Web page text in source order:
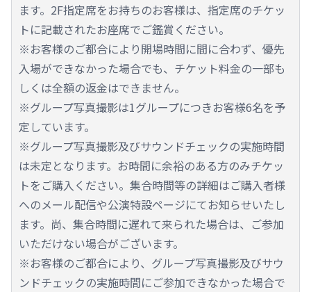
ます。2F指定席をお持ちのお客様は、指定席のチケッ
トに記載されたお座席でご鑑賞ください。
※お客様のご都合により開場時間に間に合わず、優先
入場ができなかった場合でも、チケット料金の一部も
しくは全額の返金はできません。
※グループ写真撮影は1グループにつきお客様6名を予
定しています。
※グループ写真撮影及びサウンドチェックの実施時間
は未定となります。お時間に余裕のある方のみチケッ
トをご購入ください。集合時間等の詳細はご購入者様
へのメール配信や公演特設ページにてお知らせいたし
ます。尚、集合時間に遅れて来られた場合は、ご参加
いただけない場合がございます。
※お客様のご都合により、グループ写真撮影及びサウ
ンドチェックの実施時間にご参加できなかった場合で